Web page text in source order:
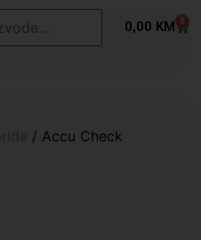
0,00 KM 0
/ Accu Check